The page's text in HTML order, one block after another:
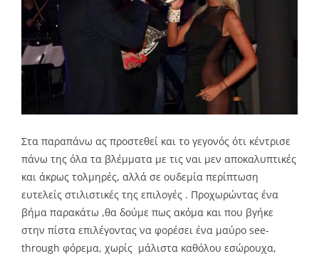
Στα παραπάνω ας προστεθεί και το γεγονός ότι κέντρισε
πάνω της όλα τα βλέμματα με τις ναι μεν αποκαλυπτικές
και άκρως τολμηρές, αλλά σε ουδεμία περίπτωση
ευτελείς στιλιστικές της επιλογές . Προχωρώντας ένα
βήμα παρακάτω ,θα δούμε πως ακόμα και που βγήκε
στην πίστα επιλέγοντας να φορέσει ένα μαύρο see-
through φόρεμα, χωρίς μάλιστα καθόλου εσώρουχα,